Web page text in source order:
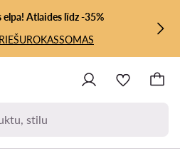
elpa! Atlaides līdz -35%
ROKASSOMAS
stilu